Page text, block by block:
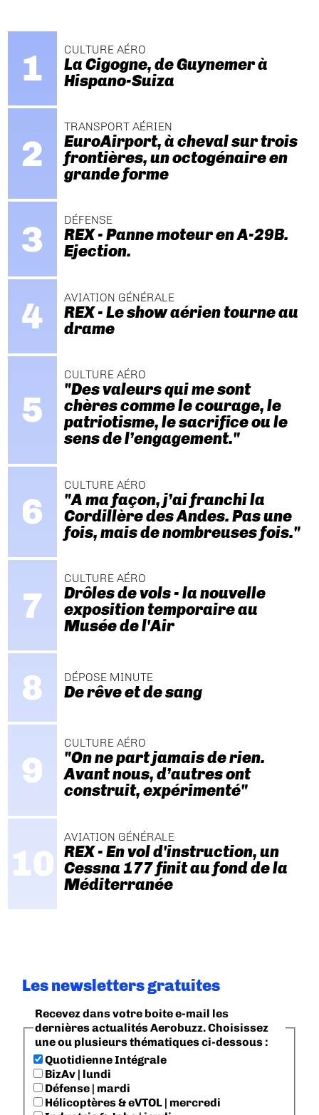
CULTURE AÉRO
La Cigogne, de Guynemer à
Hispano-Suiza
TRANSPORT AÉRIEN
EuroAirport, à cheval sur trois
frontières, un octogénaire en
grande forme
DÉFENSE
REX - Panne moteur en A-29B.
Ejection.
AVIATION GÉNÉRALE
REX - Le show aérien tourne au
drame
CULTURE AÉRO
"Des valeurs qui me sont
chères comme le courage, le
patriotisme, le sacrifice ou le
sens de l’engagement."
CULTURE AÉRO
"A ma façon, j’ai franchi la
Cordillère des Andes. Pas une
fois, mais de nombreuses fois."
CULTURE AÉRO
Drôles de vols - la nouvelle
exposition temporaire au
Musée de l'Air
DÉPOSE MINUTE
De rêve et de sang
CULTURE AÉRO
"On ne part jamais de rien.
Avant nous, d’autres ont
construit, expérimenté"
AVIATION GÉNÉRALE
REX - En vol d'instruction, un
Cessna 177 finit au fond de la
Méditerranée
Les newsletters gratuites
Recevez dans votre boite e-mail les
dernières actualités Aerobuzz. Choisissez
une ou plusieurs thématiques ci-dessous :
Quotidienne Intégrale
BizAv | lundi
Défense | mardi
Hélicoptères & eVTOL | mercredi